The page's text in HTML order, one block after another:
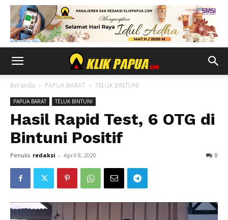
Beranda PAPUA BARAT TELUK BINTUNI
PAPUA BARAT TELUK BINTUNI
Hasil Rapid Test, 6 OTG di
Bintuni Positif
Penulis redaksi - April 8, 2020 0